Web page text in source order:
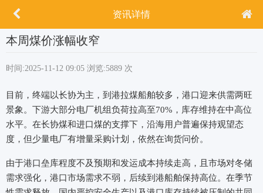
资讯详情
本周煤价涨幅收窄
时间:2025-11-12 09:05 浏览:5889 次
目前，终端以长协为主，到港拉煤船舶较多，港口迎来供需两旺
景象。下游大部分电厂机组负荷拉高至70%，库存维持在中高位
水平。在长协煤和进口煤的支撑下，沿海用户普遍保持观望态
度，但少量电厂有增量采购计划，依然在询货问价。
由于港口垒库程度不及预期和发运成本持续走高，且市场对冬储
需求强化，港口市场需求不弱，后续到港船舶保持高位。在季节